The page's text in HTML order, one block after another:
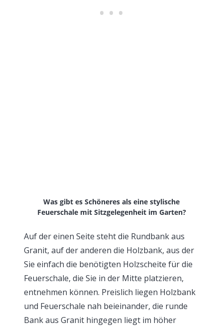
Was gibt es Schöneres als eine stylische
Feuerschale mit Sitzgelegenheit im Garten?
Auf der einen Seite steht die Rundbank aus
Granit, auf der anderen die Holzbank, aus der
Sie einfach die benötigten Holzscheite für die
Feuerschale, die Sie in der Mitte platzieren,
entnehmen können. Preislich liegen Holzbank
und Feuerschale nah beieinander, die runde
Bank aus Granit hingegen liegt im höher